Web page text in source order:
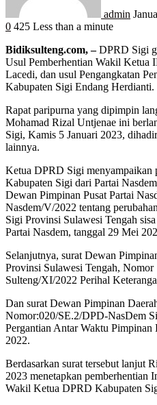
admin
0 425 Less than a minute
Bidiksulteng.com, –DPRD Sigi
Usul Pemberhentian Wakil Ketua
Lacedi, dan usul Pengangkatan
Kabupaten Sigi Endang Herdianti.
Rapat paripurna yang dipimpin
Mohamad Rizal Untjenae ini
Sigi, Kamis 5 Januari 2023,
lainnya.
Ketua DPRD Sigi menyampaikan
Kabupaten Sigi dari Partai
Dewan Pimpinan Pusat Partai
Nasdem/V/2022 tentang
Sigi Provinsi Sulawesi Tengah
Partai Nasdem, tanggal 29 Mei
Selanjutnya, surat Dewan
Provinsi Sulawesi Tengah,
Sulteng/XI/2022 Perihal
Dan surat Dewan Pimpinan
Nomor:020/SE.2/DPD-NasDem
Pergantian Antar Waktu
2022.
Berdasarkan surat tersebut lanjut
2023 menetapkan pemberhentian
Wakil Ketua DPRD Kabupaten